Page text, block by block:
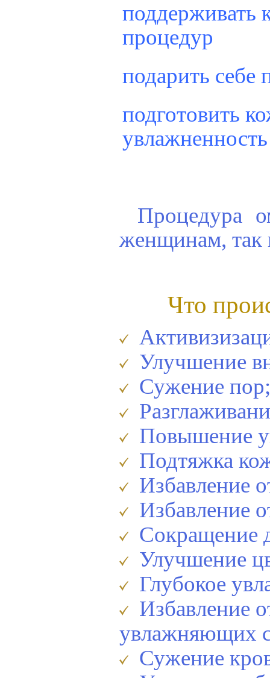
поддерживать
процедур
подарить себе
подготовить
Процедура
женщинам, так
Что
Улучшение
Сужение пор;
Повышение
Подтяжка
Избавление
Избавление
Сокращение
Улучшение
Глубокое
Избавление
увлажняющих
Сужение